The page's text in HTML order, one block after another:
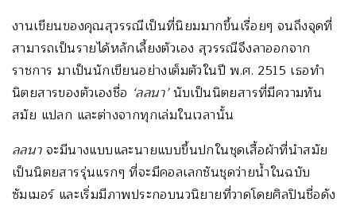
งานเขียนของคุณสุวรรณีเป็นที่นิยมมากขึ้นเรื่อยๆ จนถึงจุดที่
สามารถเป็นรายได้หลักเลี้ยงตัวเอง สุวรรณีจึงลาออกจาก
ราชการ มาเป็นนักเขียนอย่างเต็มตัวในปี พ.ศ. 2515 เธอทำ
นิตยสารของตัวเองชื่อ ‘ลลนา’นับเป็นนิตยสารที่มีความทัน
สมัย แปลก และต่างจากทุกเล่มในเวลานั้น
ลลนาจะมีนางแบบและนายแบบขึ้นปกในชุดเสื้อผ้าที่นำสมัย
เป็นนิตยสารรุ่นแรกๆ ที่จะมีคอลเลกชันชุดว่ายน้ำในฉบับ
ซัมเมอร์ และเริ่มมีภาพประกอบนวนิยายที่วาดโดยศิลปินชื่อดัง